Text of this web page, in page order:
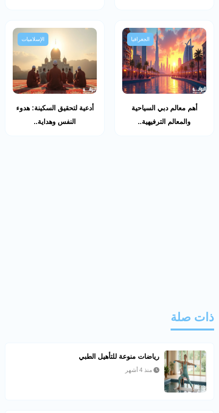
الجغرافيا
أهم معالم دبي السياحية
والمعالم الترفيهية..
الإسلاميات
أدعية لتحقيق السكينة: هدوء
النفس وهداية..
ذات صلة
رياضات منوعة للتأهيل الطبي
منذ 4 أشهر